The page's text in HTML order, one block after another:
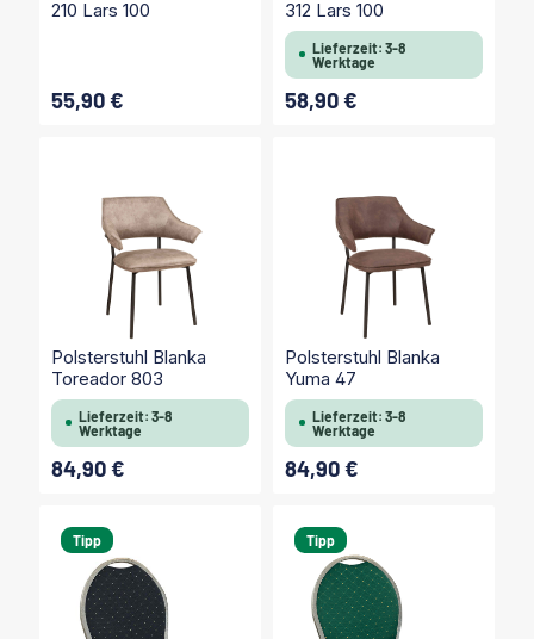
210 Lars 100
Regulärer Preis:
55,90 €
312 Lars 100
Lieferzeit: 3-8
Werktage
Regulärer Preis:
58,90 €
Polsterstuhl Blanka
Toreador 803
Lieferzeit: 3-8
Werktage
Regulärer Preis:
84,90 €
Polsterstuhl Blanka
Yuma 47
Lieferzeit: 3-8
Werktage
Regulärer Preis:
84,90 €
Tipp Tipp